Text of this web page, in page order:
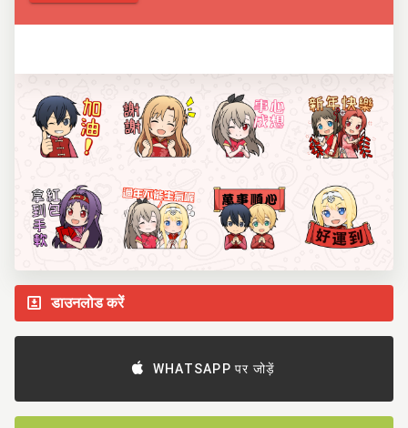
डाउनलोड करें
WHATSAPP पर जोड़ें